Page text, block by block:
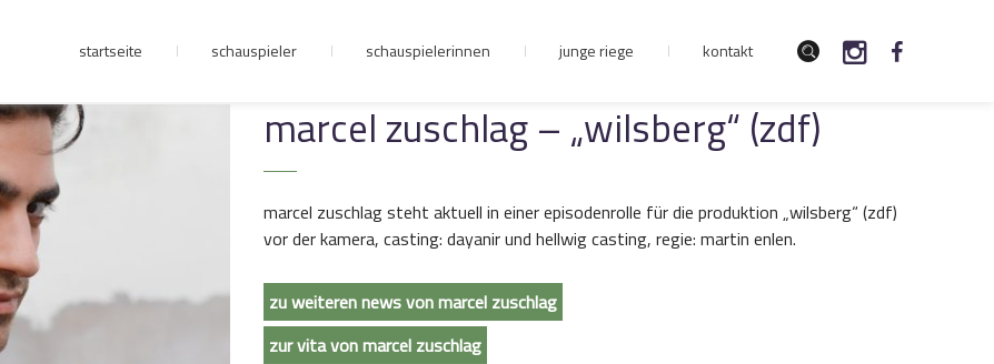
junge riege
kontakt
startseite schauspieler schauspielerinnen junge riege kontakt
marcel zuschlag – „wilsberg“ (zdf)
marcel zuschlag steht aktuell in einer episodenrolle für die produktion „wilsberg“ (zdf)
vor der kamera, casting: dayanir und hellwig casting, regie: martin enlen.
zu weiteren news von marcel zuschlag
zur vita von marcel zuschlag